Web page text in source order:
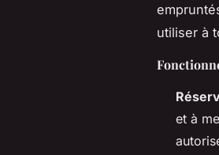
utiliser à
et à